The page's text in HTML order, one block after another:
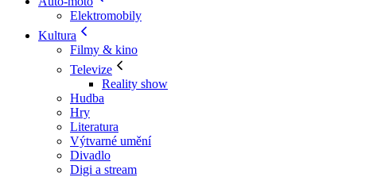
Elektromobily
Kultura
Filmy & kino
Televize
Reality show
Hudba
Hry
Literatura
Výtvarné umění
Divadlo
Digi a stream